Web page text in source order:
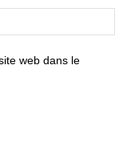
web dans le